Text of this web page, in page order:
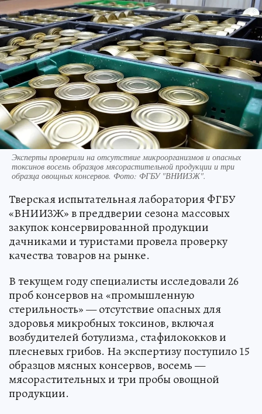
Эксперты проверили на отсутствие микроорганизмов и опасных
токсинов восемь образцов мясорастительной продукции и три
образца овощных консервов. Фото: ФГБУ "ВНИИЗЖ".
Тверская испытательная лаборатория ФГБУ
«ВНИИЗЖ» в преддверии сезона массовых
закупок консервированной продукции
дачниками и туристами провела проверку
качества товаров на рынке.
В текущем году специалисты исследовали 26
проб консервов на «промышленную
стерильность» — отсутствие опасных для
здоровья микробных токсинов, включая
возбудителей ботулизма, стафилококков и
плесневых грибов. На экспертизу поступило 15
образцов мясных консервов, восемь —
мясорастительных и три пробы овощной
продукции.